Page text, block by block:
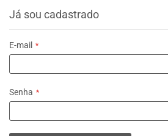
Já sou cadastrado
E-mail
Senha